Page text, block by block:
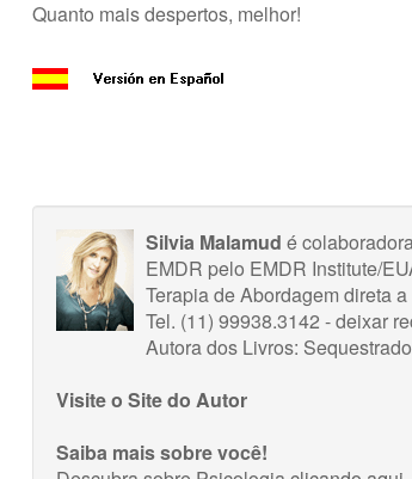
Quanto mais despertos, melhor!
Silvia Malamud é
EMDR pelo EMDR Institute/
Terapia de Abordagem direta
Tel. (11) 99938.3142 - deixar
Autora dos Livros:
Visite o Site do Autor
Saiba mais sobre você!